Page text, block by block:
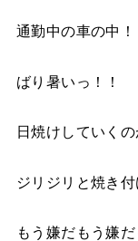
通勤中の車の中！
ばり暑いっ！！
日焼けしていくの
ジリジリと焼き
もう嫌だもう嫌だ